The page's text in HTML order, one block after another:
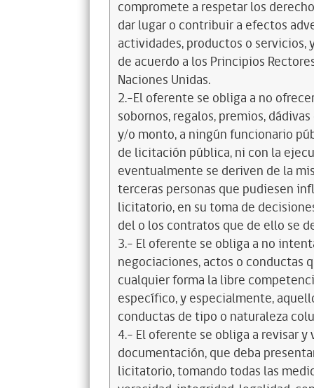
compromete a respetar los
dar lugar o contribuir a efectos
actividades, productos o servicios,
de acuerdo a los Principios
Naciones Unidas.
2.-El oferente se obliga a no
sobornos, regalos, premios,
y/o monto, a ningún funcionario
de licitación pública, ni con la
eventualmente se deriven de la
terceras personas que pudiesen
licitatorio, en su toma de
del o los contratos que de ello se
3.- El oferente se obliga a no
negociaciones, actos o conductas
cualquier forma la libre
específico, y especialmente,
conductas de tipo o naturaleza
4.- El oferente se obliga a revisar
documentación, que deba
licitatorio, tomando todas las